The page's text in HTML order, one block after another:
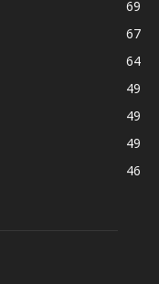
69
67
64
49
49
49
46